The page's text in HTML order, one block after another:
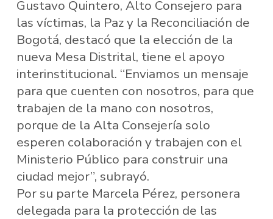
Gustavo Quintero, Alto Consejero para
las víctimas, la Paz y la Reconciliación de
Bogotá, destacó que la elección de la
nueva Mesa Distrital, tiene el apoyo
interinstitucional. “Enviamos un mensaje
para que cuenten con nosotros, para que
trabajen de la mano con nosotros,
porque de la Alta Consejería solo
esperen colaboración y trabajen con el
Ministerio Público para construir una
ciudad mejor”, subrayó.
Por su parte Marcela Pérez, personera
delegada para la protección de las